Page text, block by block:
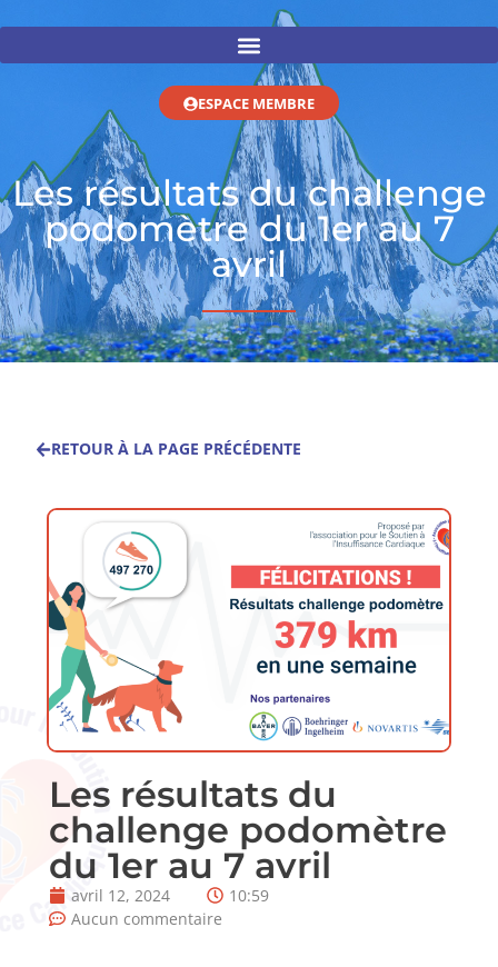
ESPACE MEMBRE
Les résultats du challenge
podomètre du 1er au 7
avril
RETOUR À LA PAGE PRÉCÉDENTE
Les résultats du
challenge podomètre
du 1er au 7 avril
avril 12, 2024
10:59
Aucun commentaire